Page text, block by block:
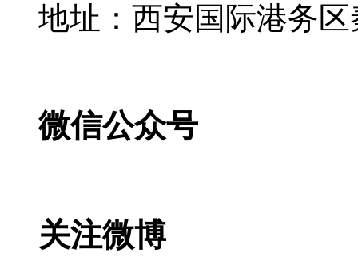
地址：西安国际港务
微信公众号
关注微博